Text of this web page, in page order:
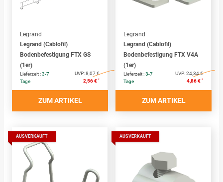
Legrand
Legrand (Cablofil)
Bodenbefestigung FTX GS
(1er)
Lieferzeit :3-7
Tage
UVP:8,07 €
2,56 € *
ZUM ARTIKEL
Legrand
Legrand (Cablofil)
Bodenbefestigung FTX V4A
(1er)
Lieferzeit :3-7
Tage
UVP:24,34 €
4,86 € *
ZUM ARTIKEL
AUSVERKAUFT AUSVERKAUFT